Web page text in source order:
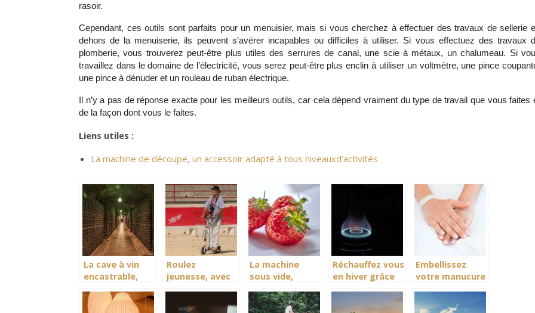
rasoir.
Cependant, ces outils sont parfaits pour un menuisier, mais si vous cherchez à effectuer des travaux de sellerie
dehors de la menuiserie, ils peuvent s’avérer incapables ou difficiles à utiliser. Si vous effectuez des travaux
plomberie, vous trouverez peut-être plus utiles des serrures de canal, une scie à métaux, un chalumeau. Si
travaillez dans le domaine de l’électricité, vous serez peut-être plus enclin à utiliser un voltmètre, une pince
une pince à dénuder et un rouleau de ruban électrique.
Il n’y a pas de réponse exacte pour les meilleurs outils, car cela dépend vraiment du type de travail que vous faites
de la façon dont vous le faites.
Liens utiles :
La machine de découpe, un accessoir adapté à tous niveauxd’activités
La cave à vin
encastrable,
vin au frais
Roulez
jeunesse, avec
La machine
sous vide,
aliments au
Réchauffez vous
en hiver grâce
Embellissez
votre manucure
uv à ongles